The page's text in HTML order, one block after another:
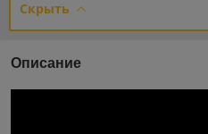
Скрыть
Описание